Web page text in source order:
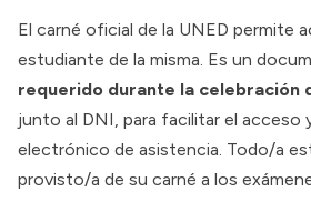
El carné oficial de la UNED permite
estudiante de la misma. Es un
requerido durante la celebración
junto al DNI, para facilitar el acceso
electrónico de asistencia. Todo/a
provisto/a de su carné a los